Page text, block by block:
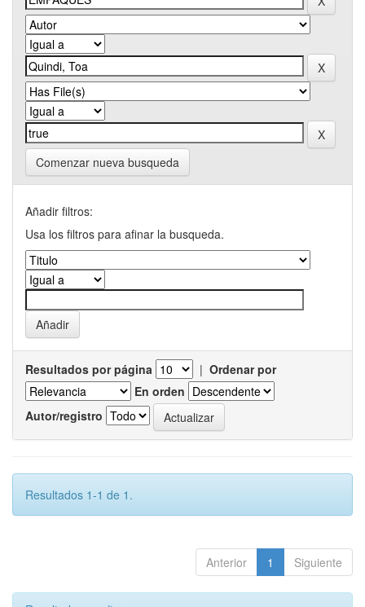
Comenzar nueva busqueda
Añadir filtros:
Usa los filtros para afinar la busqueda.
Resultados por página | Ordenar por
En orden
Autor/registro
Resultados 1-1 de 1.
Anterior 1 Siguiente